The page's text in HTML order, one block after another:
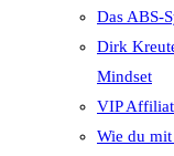
Das ABS-
Dirk
Mindset
VIP
Wie du